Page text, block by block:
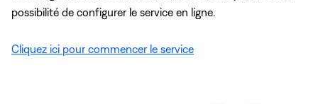
possibilité de configurer le service en ligne.
Cliquez ici pour commencer le service